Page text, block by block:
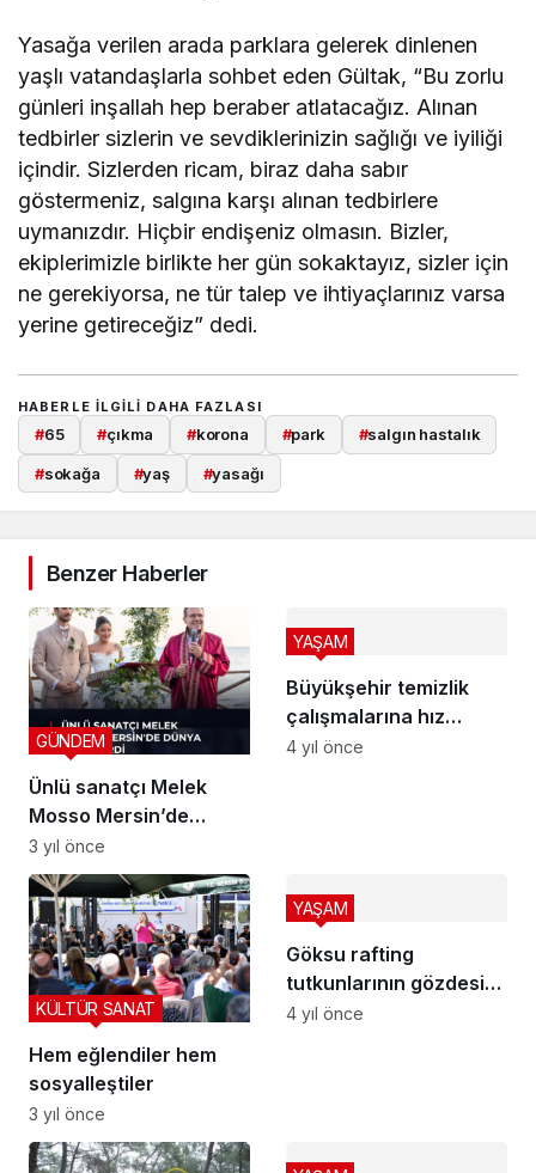
Yasağa verilen arada parklara gelerek dinlenen
yaşlı vatandaşlarla sohbet eden Gültak, “Bu zorlu
günleri inşallah hep beraber atlatacağız. Alınan
tedbirler sizlerin ve sevdiklerinizin sağlığı ve iyiliği
içindir. Sizlerden ricam, biraz daha sabır
göstermeniz, salgına karşı alınan tedbirlere
uymanızdır. Hiçbir endişeniz olmasın. Bizler,
ekiplerimizle birlikte her gün sokaktayız, sizler için
ne gerekiyorsa, ne tür talep ve ihtiyaçlarınız varsa
yerine getireceğiz” dedi.
HABERLE ILGILI DAHA FAZLASI
#65 #çıkma #korona #park #salgın hastalık
#sokağa #yaş #yasağı
Benzer Haberler
Ünlü sanatçı Melek
Mosso Mersin’de
Dünya Evine Girdi
GÜNDEM
3 yıl önce
Büyükşehir temizlik
çalışmalarına hız
kazandırdı
YAŞAM
4 yıl önce
Hem eğlendiler hem
sosyalleştiler
KÜLTÜR SANAT
3 yıl önce
Göksu rafting
tutkunlarının gözdesi
oluyor
YAŞAM
4 yıl önce